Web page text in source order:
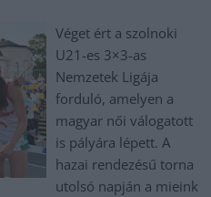
Véget ért a szolnoki
U21-es 3×3-as
Nemzetek Ligája
forduló, amelyen a
magyar női válogatott
is pályára lépett. A
hazai rendezésű torna
utolsó napján a mieink